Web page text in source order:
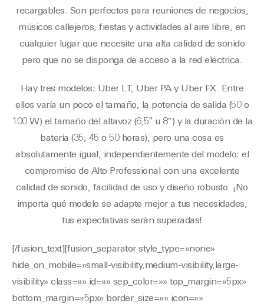
recargables. Son perfectos para reuniones de negocios,
músicos callejeros, fiestas y actividades al aire libre, en
cualquier lugar que necesite una alta calidad de sonido
pero que no se disponga de acceso a la red eléctrica.
Hay tres modelos: Uber LT, Uber PA y Uber FX. Entre
ellos varía un poco el tamaño, la potencia de salida (50 o
100 W) el tamaño del altavoz (6,5″ u 8”) y la duración de la
batería (35, 45 o 50 horas), pero una cosa es
absolutamente igual, independientemente del modelo: el
compromiso de Alto Professional con una excelente
calidad de sonido, facilidad de uso y diseño robusto. ¡No
importa qué modelo se adapte mejor a tus necesidades,
tus expectativas serán superadas!
[/fusion_text][fusion_separator style_type=»none»
hide_on_mobile=»small-visibility,medium-visibility,large-
visibility» class=»» id=»» sep_color=»» top_margin=»5px»
bottom_margin=»5px» border_size=»» icon=»»